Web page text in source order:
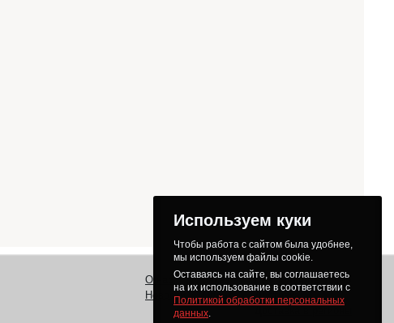
О нас
Новости
Заказ
Оплата
Как получить товар
Доставка
Используем куки
Чтобы работа с сайтом была удобнее,
мы используем файлы cookie.
Оставаясь на сайте, вы соглашаетесь
на их использование в соответствии с
Политикой обработки персональных
данных.